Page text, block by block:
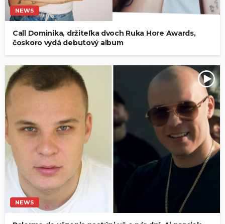
NEWS
Call Dominika, držiteľka dvoch Ruka Hore Awards,
čoskoro vydá debutový album
NEWS